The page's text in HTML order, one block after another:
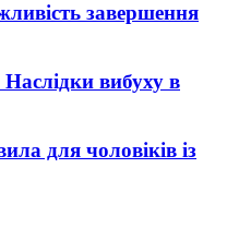
завершення
Наслідки вибуху в
для чоловіків із